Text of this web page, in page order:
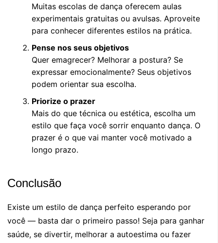
Muitas escolas de dança oferecem aulas
experimentais gratuitas ou avulsas. Aproveite
para conhecer diferentes estilos na prática.
Pense nos seus objetivos
Quer emagrecer? Melhorar a postura? Se
expressar emocionalmente? Seus objetivos
podem orientar sua escolha.
Priorize o prazer
Mais do que técnica ou estética, escolha um
estilo que faça você sorrir enquanto dança. O
prazer é o que vai manter você motivado a
longo prazo.
Conclusão
Existe um estilo de dança perfeito esperando por
você — basta dar o primeiro passo! Seja para ganhar
saúde, se divertir, melhorar a autoestima ou fazer